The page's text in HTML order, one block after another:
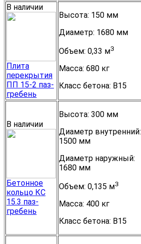
В наличии
Плита
перекрытия
ПП 15-2 паз-
гребень
Высота: 150 мм
Диаметр: 1680 мм
Объем: 0,33 м3
Масса: 680 кг
Класс бетона: B15
В наличии
Бетонное
кольцо КС
15.3 паз-
гребень
Высота: 300 мм
Диаметр внутренний:
1500 мм
Диаметр наружный:
1680 мм
Объем: 0,135 м3
Масса: 400 кг
Класс бетона: B15